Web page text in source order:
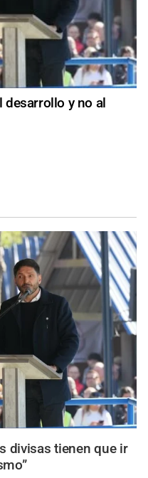
desarrollo y no al
divisas tienen que ir